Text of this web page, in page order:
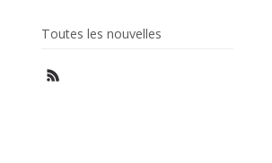
Toutes les nouvelles